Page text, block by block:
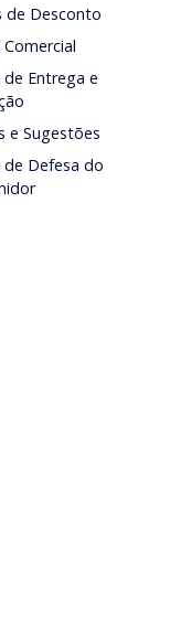
de Desconto
de Entrega e
e Sugestões
Defesa do